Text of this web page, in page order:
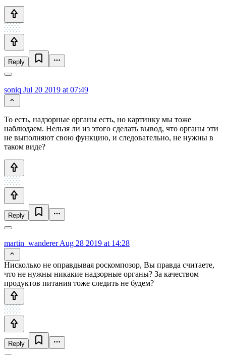
Reply
soniq Jul 20 2019 at 07:49
То есть, надзорные органы есть, но картинку мы тоже
наблюдаем. Нельзя ли из этого сделать вывод, что органы эти
не выполняют свою функцию, и следовательно, не нужны в
таком виде?
Reply
martin_wandererAug 28 2019 at 14:28
Нисколько не оправдывая роскомпозор, Вы правда считаете,
что не нужны никакие надзорные органы? За качеством
продуктов питания тоже следить не будем?
Reply